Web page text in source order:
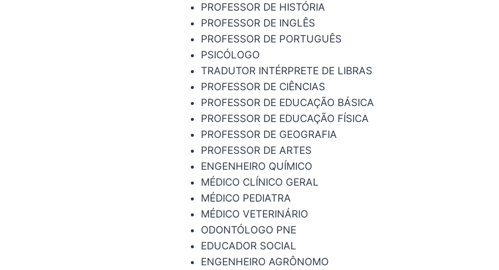
PROFESSOR DE HISTÓRIA
PROFESSOR DE INGLÊS
PROFESSOR DE PORTUGUÊS
PSICÓLOGO
TRADUTOR INTÉRPRETE DE LIBRAS
PROFESSOR DE CIÊNCIAS
PROFESSOR DE EDUCAÇÃO BÁSICA
PROFESSOR DE EDUCAÇÃO FÍSICA
PROFESSOR DE GEOGRAFIA
PROFESSOR DE ARTES
ENGENHEIRO QUÍMICO
MÉDICO CLÍNICO GERAL
MÉDICO PEDIATRA
MÉDICO VETERINÁRIO
ODONTÓLOGO PNE
EDUCADOR SOCIAL
ENGENHEIRO AGRÔNOMO